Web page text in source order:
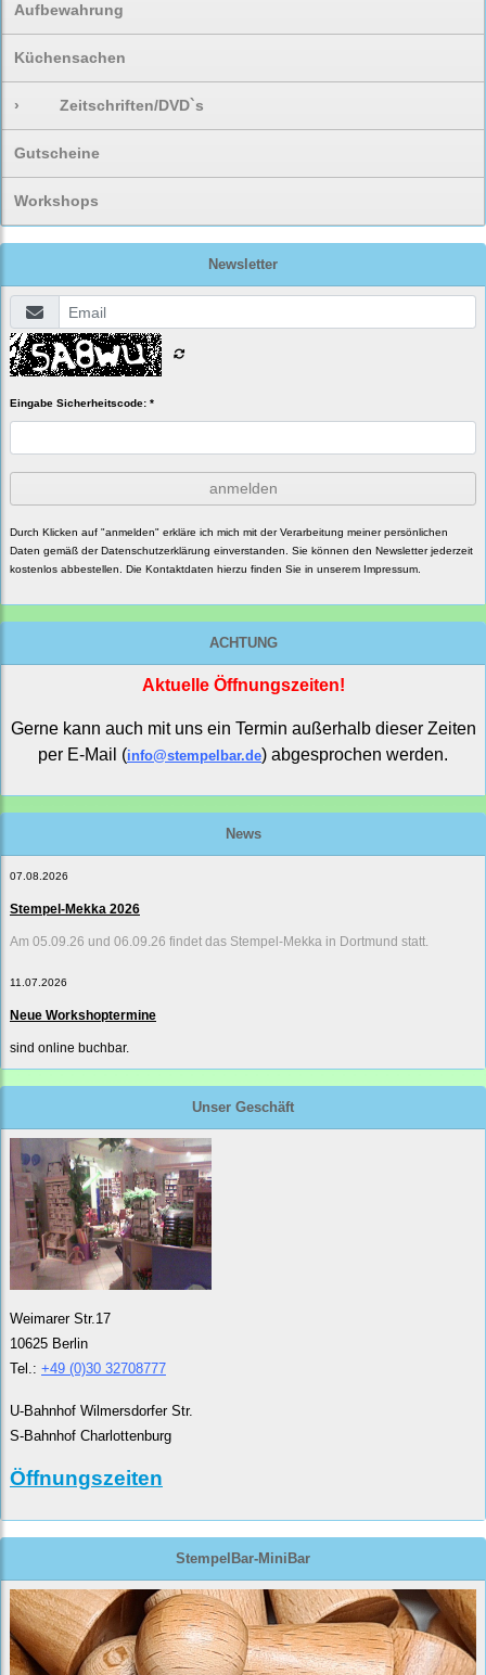
Aufbewahrung
Küchensachen
› Zeitschriften/DVD`s
Gutscheine
Workshops
Newsletter
Eingabe Sicherheitscode: *
anmelden
Durch Klicken auf "anmelden" erkläre ich mich mit der Verarbeitung meiner persönlichen
Daten gemäß der Datenschutzerklärung einverstanden. Sie können den Newsletter jederzeit
kostenlos abbestellen. Die Kontaktdaten hierzu finden Sie in unserem Impressum.
ACHTUNG
Aktuelle Öffnungszeiten!
Gerne kann auch mit uns ein Termin außerhalb dieser Zeiten
per E-Mail (info@stempelbar.de) abgesprochen werden.
News
07.08.2026
Stempel-Mekka 2026
Am 05.09.26 und 06.09.26 findet das Stempel-Mekka in Dortmund statt.
11.07.2026
Neue Workshoptermine
sind online buchbar.
Unser Geschäft
Weimarer Str.17
10625 Berlin
Tel.: +49 (0)30 32708777
U-Bahnhof Wilmersdorfer Str.
S-Bahnhof Charlottenburg
Öffnungszeiten
StempelBar-MiniBar